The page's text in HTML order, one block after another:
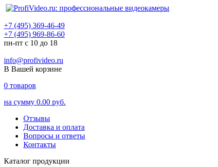
+7 (495) 369-46-49
+7 (495) 969-86-60
пн-пт с 10 до 18
info@profivideo.ru
В Вашей корзине
0 товаров
на сумму 0.00 руб.
Отзывы
Доставка и оплата
Вопросы и ответы
Контакты
Каталог продукции